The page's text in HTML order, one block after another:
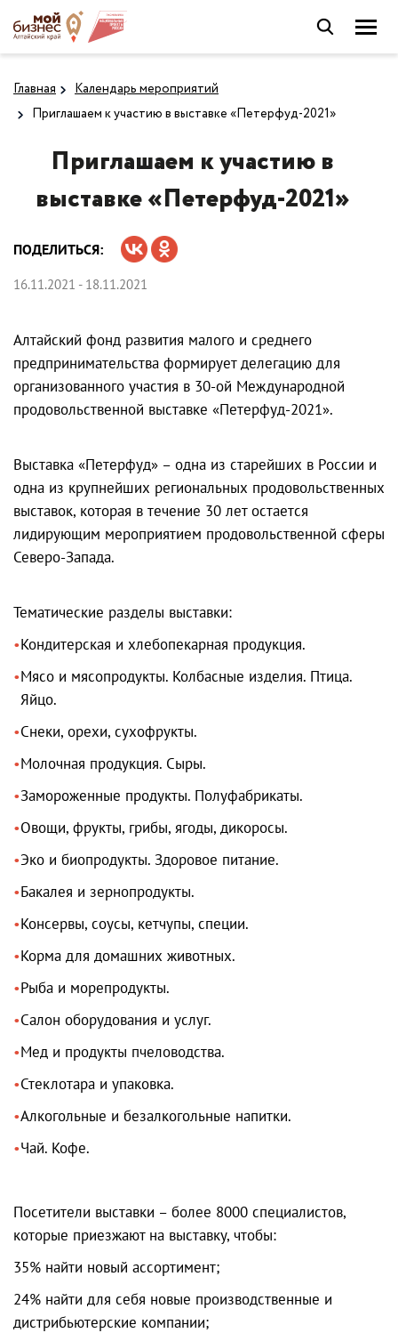
Главная
Календарь мероприятий
Приглашаем к участию в выставке «Петерфуд-2021»
Приглашаем к участию в
выставке «Петерфуд-2021»
ПОДЕЛИТЬСЯ:
16.11.2021 - 18.11.2021
Алтайский фонд развития малого и среднего
предпринимательства формирует делегацию для
организованного участия в 30-ой Международной
продовольственной выставке «Петерфуд-2021».
Выставка «Петерфуд» – одна из старейших в России и
одна из крупнейших региональных продовольственных
выставок, которая в течение 30 лет остается
лидирующим мероприятием продовольственной сферы
Северо-Запада.
Тематические разделы выставки:
Кондитерская и хлебопекарная продукция.
Мясо и мясопродукты. Колбасные изделия. Птица.
Яйцо.
Снеки, орехи, сухофрукты.
Молочная продукция. Сыры.
Замороженные продукты. Полуфабрикаты.
Овощи, фрукты, грибы, ягоды, дикоросы.
Эко и биопродукты. Здоровое питание.
Бакалея и зернопродукты.
Консервы, соусы, кетчупы, специи.
Корма для домашних животных.
Рыба и морепродукты.
Салон оборудования и услуг.
Мед и продукты пчеловодства.
Стеклотара и упаковка.
Алкогольные и безалкогольные напитки.
Чай. Кофе.
Посетители выставки – более 8000 специалистов,
которые приезжают на выставку, чтобы:
35% найти новый ассортимент;
24% найти для себя новые производственные и
дистрибьютерские компании;